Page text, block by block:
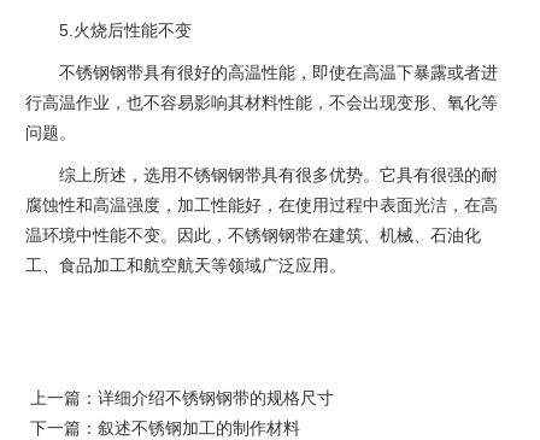
5.火烧后性能不变
不锈钢钢带具有很好的高温性能，即使在高温下暴露或者进
行高温作业，也不容易影响其材料性能，不会出现变形、氧化等
问题。
综上所述，选用不锈钢钢带具有很多优势。它具有很强的耐
腐蚀性和高温强度，加工性能好，在使用过程中表面光洁，在高
温环境中性能不变。因此，不锈钢钢带在建筑、机械、石油化
工、食品加工和航空航天等领域广泛应用。
上一篇：详细介绍不锈钢钢带的规格尺寸
下一篇：叙述不锈钢加工的制作材料